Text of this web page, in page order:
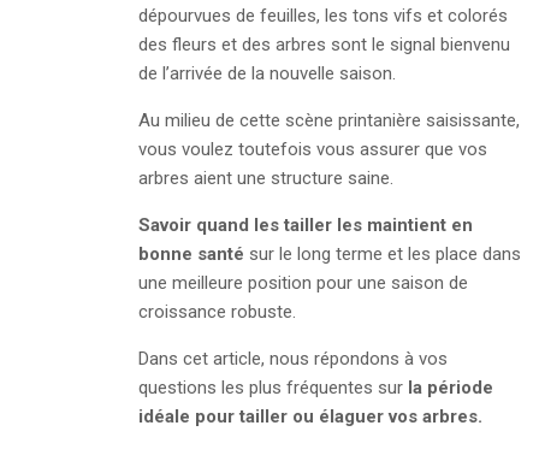
dépourvues de feuilles, les tons vifs et colorés
des fleurs et des arbres sont le signal bienvenu
de l’arrivée de la nouvelle saison.
Au milieu de cette scène printanière saisissante,
vous voulez toutefois vous assurer que vos
arbres aient une structure saine.
Savoir quand les tailler les maintient en
bonne santé sur le long terme et les place dans
une meilleure position pour une saison de
croissance robuste.
Dans cet article, nous répondons à vos
questions les plus fréquentes sur la période
idéale pour tailler ou élaguer vos arbres.